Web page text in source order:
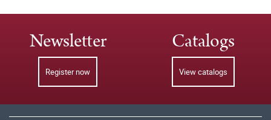
Newsletter
Register now
Catalogs
View catalogs